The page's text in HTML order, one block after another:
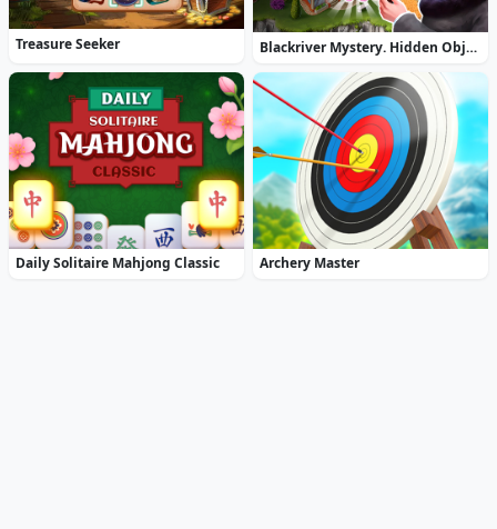
Treasure Seeker Blackriver Mystery. Hidden Objects
Daily Solitaire Mahjong Classic Archery Master